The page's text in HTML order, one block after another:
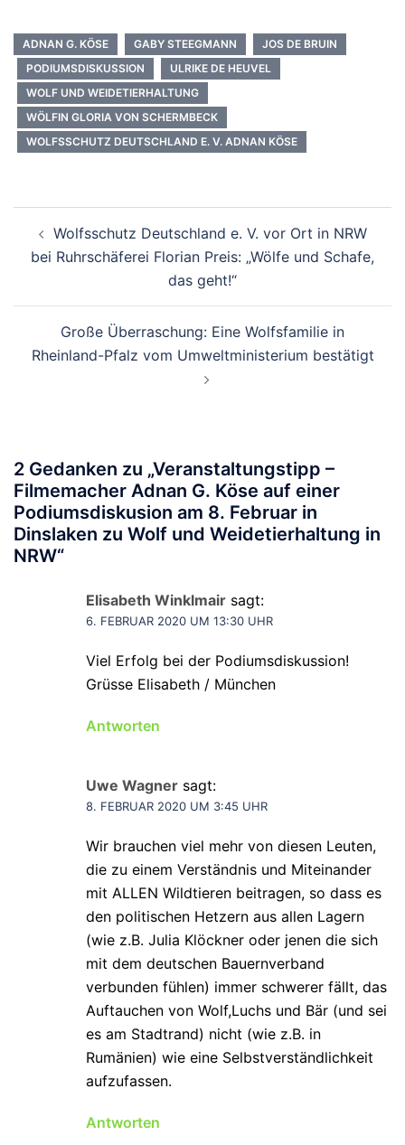
ADNAN G. KÖSE GABY STEEGMANN
JOS DE BRUIN
PODIUMSDISKUSSION
ULRIKE DE HEUVEL
WOLF UND WEIDETIERHALTUNG
WÖLFIN GLORIA VON SCHERMBECK
WOLFSSCHUTZ DEUTSCHLAND E. V. ADNAN KÖSE
Wolfsschutz Deutschland e. V. vor Ort in NRW
bei Ruhrschäferei Florian Preis: „Wölfe und Schafe,
das geht!“
Große Überraschung: Eine Wolfsfamilie in
Rheinland-Pfalz vom Umweltministerium bestätigt
2 Gedanken zu „Veranstaltungstipp –
Filmemacher Adnan G. Köse auf einer
Podiumsdiskusion am 8. Februar in
Dinslaken zu Wolf und Weidetierhaltung in
NRW“
Elisabeth Winklmair sagt:
6. FEBRUAR 2020 UM 13:30 UHR
Viel Erfolg bei der Podiumsdiskussion!
Grüsse Elisabeth / München
Antworten
Uwe Wagner sagt:
8. FEBRUAR 2020 UM 3:45 UHR
Wir brauchen viel mehr von diesen Leuten,
die zu einem Verständnis und Miteinander
mit ALLEN Wildtieren beitragen, so dass es
den politischen Hetzern aus allen Lagern
(wie z.B. Julia Klöckner oder jenen die sich
mit dem deutschen Bauernverband
verbunden fühlen) immer schwerer fällt, das
Auftauchen von Wolf,Luchs und Bär (und sei
es am Stadtrand) nicht (wie z.B. in
Rumänien) wie eine Selbstverständlichkeit
aufzufassen.
Antworten